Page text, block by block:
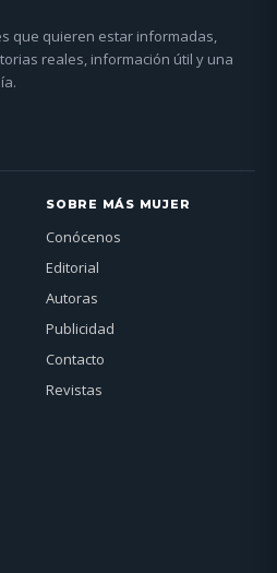
que quieren estar informadas,
reales, información útil y una
SOBRE MÁS MUJER
Conócenos
Editorial
Autoras
Publicidad
Contacto
Revistas